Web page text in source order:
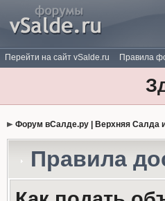
Перейти на сайт vSalde.ru Правила
Форум вСалде.ру | Верхняя Салда
Правила